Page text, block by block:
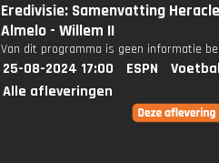
Eredivisie: Samenvatting
Almelo - Willem II
Van dit programma is geen informatie
25-08-2024 17:00 ESPN
Alle afleveringen